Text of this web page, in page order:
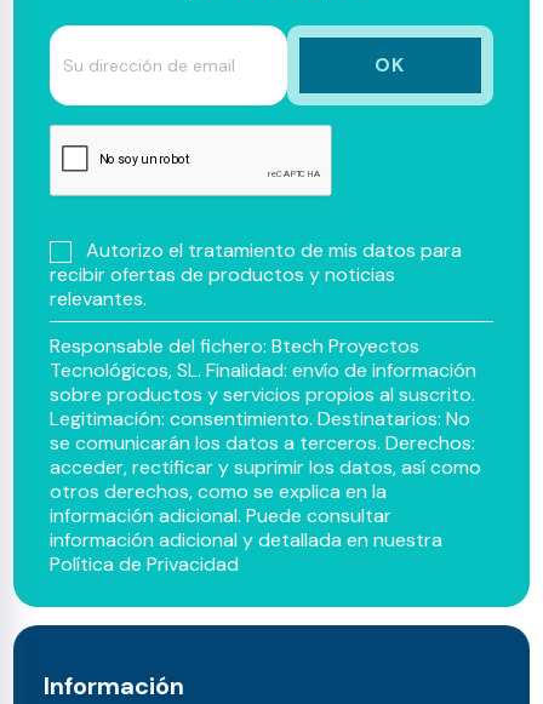
Autorizo el tratamiento de mis datos para
recibir ofertas de productos y noticias
relevantes.
Responsable del fichero: Btech Proyectos
Tecnológicos, SL. Finalidad: envío de información
sobre productos y servicios propios al suscrito.
Legitimación: consentimiento. Destinatarios: No
se comunicarán los datos a terceros. Derechos:
acceder, rectificar y suprimir los datos, así como
otros derechos, como se explica en la
información adicional. Puede consultar
información adicional y detallada en nuestra
Política de Privacidad
Información